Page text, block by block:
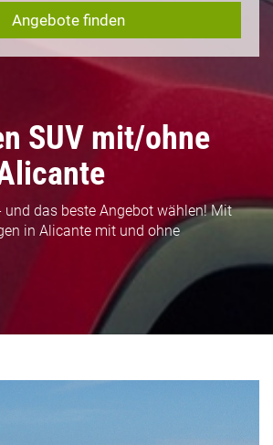
Angebote finden
SUV mit/ohne
und das beste Angebot wählen! Mit
in Alicante mit und ohne